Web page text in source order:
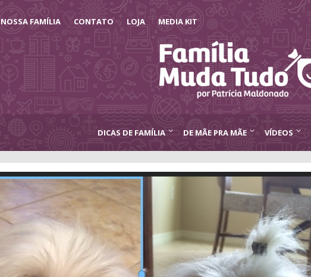
NOSSA FAMÍLIA CONTATO LOJA MEDIA KIT
DICAS DE FAMÍLIA DE MÃE PRA MÃE VÍDEOS